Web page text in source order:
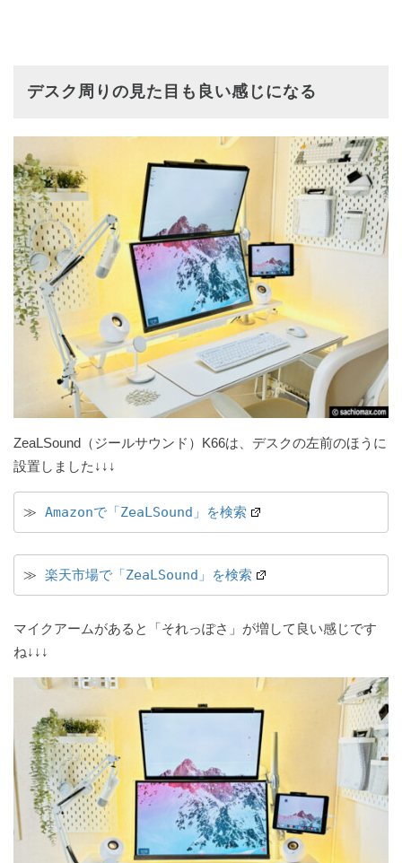
デスク周りの見た目も良い感じになる
ZeaLSound（ジールサウンド）K66は、デスクの左前のほうに
設置しました↓↓↓
≫ Amazonで「ZeaLSound」を検索
≫ 楽天市場で「ZeaLSound」を検索
マイクアームがあると「それっぽさ」が増して良い感じです
ね↓↓↓